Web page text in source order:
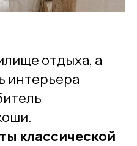
отдыха, а
интерьера
классической